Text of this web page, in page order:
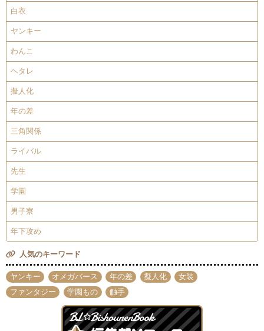
白衣
ヤンキー
わんこ
ヘタレ
擬人化
年の差
三角関係
ライバル
先生
学園
男子寮
年下攻め
人気のキーワード
ヤンキー オメガバース 年の差 擬人化
女装
ファンタジー
学園もの 触手